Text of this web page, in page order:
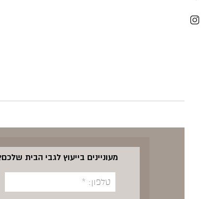
מעוניינים בייעוץ לגבי הבית